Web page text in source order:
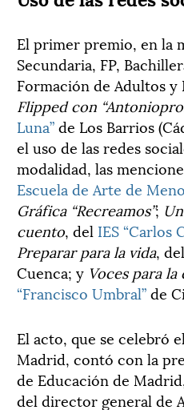
El primer premio, en la
Secundaria, FP,
Formación de Adultos y
Flipped con
Luna”de Los Barrios
el uso de las redes
modalidad, las
Escuela de Arte de
Gráfica “Recreamos”;
cuento, del IES “Carlos
Preparar para la vida, del
Cuenca; y Voces para
“Francisco Umbral”de
El acto, que se celebró
Madrid, contó con la
de Educación de
del director general de